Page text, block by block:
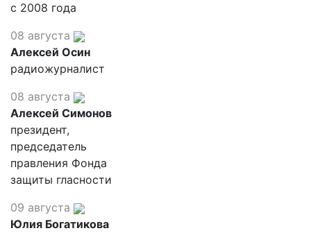
с 2008 года
08 августа
Алексей Осин
радиожурналист
08 августа
Алексей Симонов
президент,
председатель
правления Фонда
защиты гласности
09 августа
Юлия Богатикова